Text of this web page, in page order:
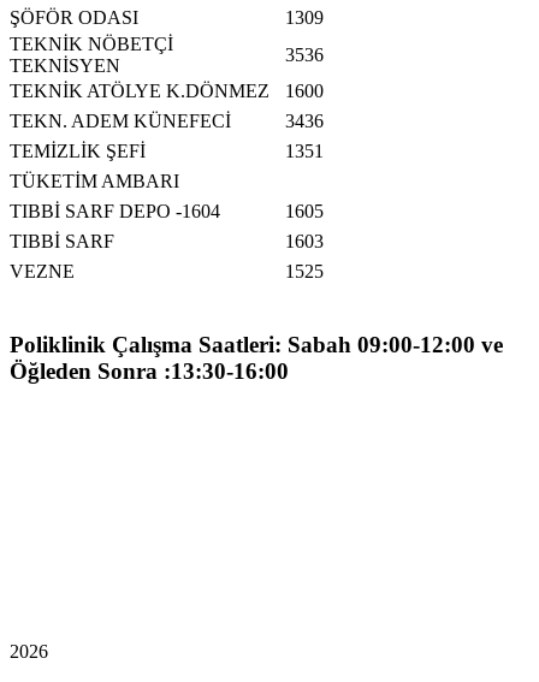
ŞÖFÖR ODASI
1309
TEKNİK NÖBETÇİ
TEKNİSYEN
3536
TEKNİK ATÖLYE K.DÖNMEZ
1600
TEKN. ADEM KÜNEFECİ
3436
TEMİZLİK ŞEFİ
1351
TÜKETİM AMBARI
TIBBİ SARF DEPO -1604
1605
TIBBİ SARF
1603
VEZNE
1525
Poliklinik Çalışma Saatleri: Sabah 09:00-12:00 ve
Öğleden Sonra :13:30-16:00
2026